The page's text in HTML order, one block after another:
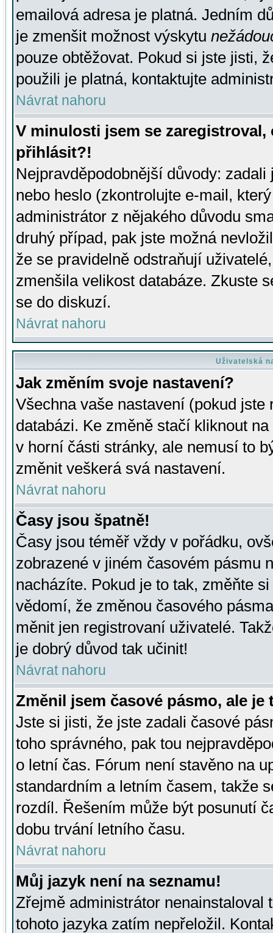
emailová adresa je platná. Jedním
je zmenšit možnost výskytu
pouze obtěžovat. Pokud si jste jisti,
použili je platná, kontaktujte
Návrat nahoru
V minulosti jsem se
přihlásit?!
Nejpravděpodobnější důvody:
nebo heslo (zkontrolujte e-mail,
administrátor z nějakého důvodu
druhý případ, pak jste možná
že se pravidelně odstraňují
zmenšila velikost databáze. Zkuste
se do diskuzí.
Návrat nahoru
Uživatelská
Jak změním svoje nastavení?
Všechna vaše nastavení (pokud
databázi. Ke změně stačí kliknout
v horní části stránky, ale nemusí to
změnit veškerá svá nastavení.
Návrat nahoru
Časy jsou špatně!
Časy jsou téměř vždy v pořádku,
zobrazené v jiném časovém pásmu
nacházíte. Pokud je to tak, změňte
vědomí, že změnou časového
měnit jen registrovaní uživatelé.
je dobrý důvod tak učinit!
Návrat nahoru
Změnil jsem časové pásmo, ale je
Jste si jisti, že jste zadali časové
toho správného, pak tou
o letní čas. Fórum není stavěno na
standardním a letním časem, takže
rozdíl. Řešením může být posunutí
dobu trvání letního času.
Návrat nahoru
Můj jazyk není na seznamu!
Zřejmě administrátor nenainstaloval
tohoto jazyka zatím nepřeložil.